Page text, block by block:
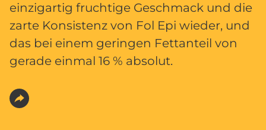
einzigartig fruchtige Geschmack und die
zarte Konsistenz von Fol Epi wieder, und
das bei einem geringen Fettanteil von
gerade einmal 16 % absolut.